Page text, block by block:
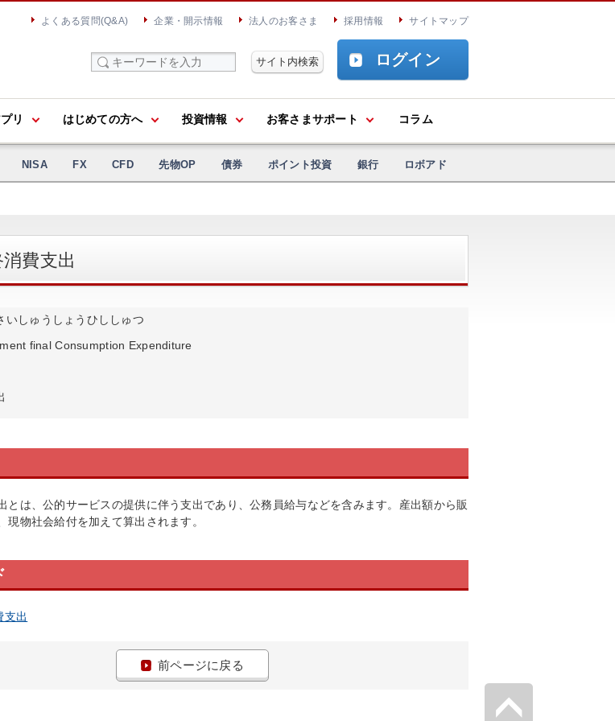
よくある質問(Q&A) 企業・開示情報 法人のお客さま 採用情報 サイトマップ
ログイン
リ はじめての方へ 投資情報 お客さまサポート コラム
NISA FX CFD 先物OP 債券 ポイント投資 銀行 ロボアド
費支出
いしゅうしょうひししゅつ
final Consumption Expenditure
とは、公的サービスの提供に伴う支出であり、公務員給与などを含みます。産出額から販
現物社会給付を加えて算出されます。
支出
前ページに戻る